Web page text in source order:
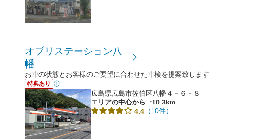
オブリステーション八
幡
お車の状態とお客様のご要望に合わせた車検を提案致します
特典あり
広島県広島市佐伯区八幡４－６－８
エリアの中心から
:10.3km
4.4 （10件）